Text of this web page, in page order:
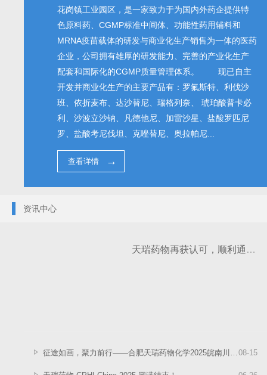
花岗镇工业园区，是一家致力于为国内外药企提供特
色原料药、CGMP标准中间体、功能性药用辅料和
MRNA疫苗载体的研发与商业化生产销售为一体的医药
企业，公司拥有雄厚的研发能力、完善的产业化生产
配套和国际化的CGMP质量管理体系。 现已自主
开发并商业化生产的主要产品有：罗氟斯特、利伐沙
班、依折麦布、达沙替尼、瑞格列奈、 琥珀酸普卡必
利、沙波立沙钠、凡德他尼、加雷沙星、盐酸罗匹尼
罗、盐酸考尼伐坦、克唑替尼、奥拉帕尼...
查看详情
资讯中心
天瑞药物再获认可，顺利通过山东齐鲁药业集团有限公司现场审计工作
08-15
征途如画，聚力前行——合肥天瑞药物化学2025皖南川藏线团建之旅圆满收官